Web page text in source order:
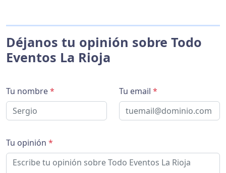
Déjanos tu opinión sobre Todo
Eventos La Rioja
Tu nombre* Tu email *
Tu opinión *